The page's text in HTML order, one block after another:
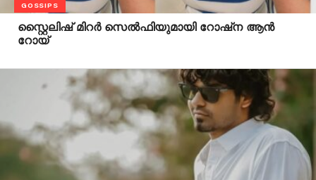
GOSSIPS
സ്റ്റൈലിഷ് മിറർ സെൽഫിയുമായി റോഷ്ന ആൻ
റോയ്